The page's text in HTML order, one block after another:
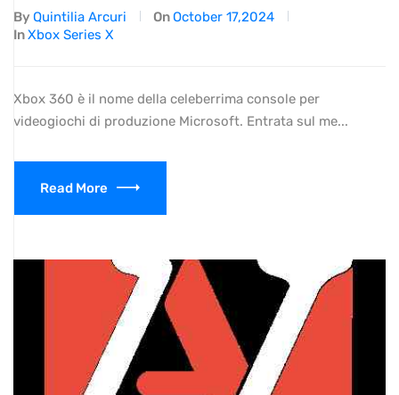
By Quintilia Arcuri On October 17,2024
InXbox Series X
Xbox 360 è il nome della celeberrima console per
videogiochi di produzione Microsoft. Entrata sul me...
Read More